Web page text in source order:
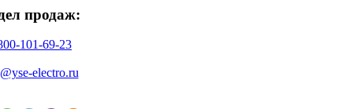
продаж:
101-69-23
electro.ru